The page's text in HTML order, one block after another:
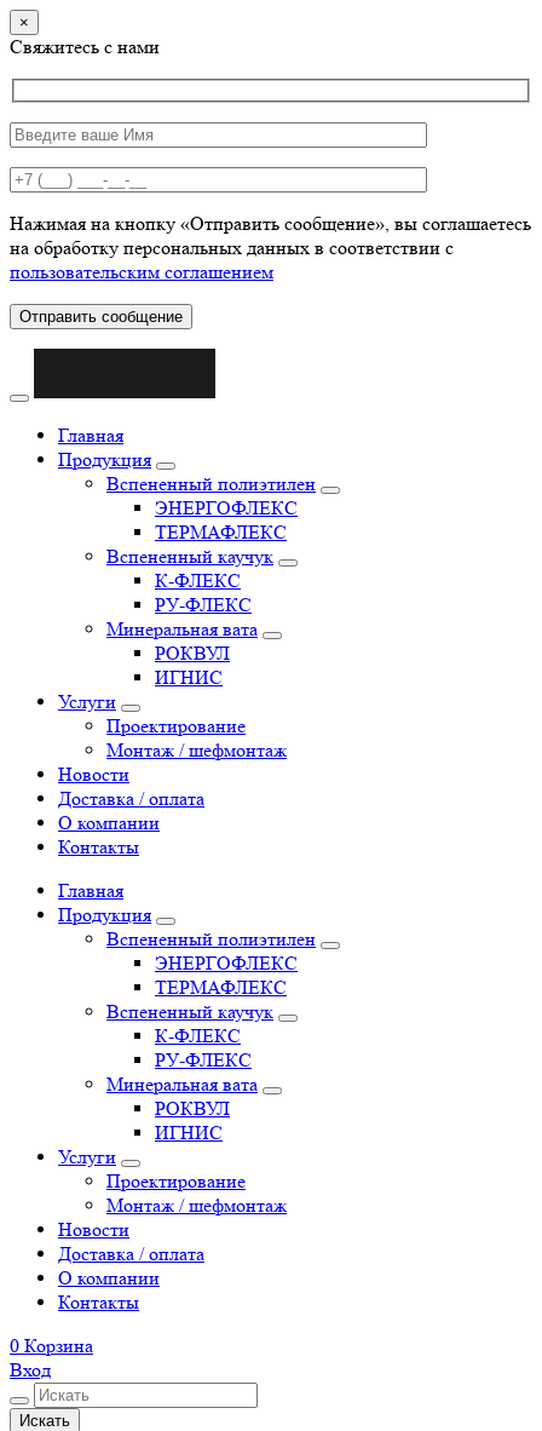
×
Свяжитесь с нами
Нажимая на кнопку «Отправить сообщение», вы соглашаетесь
на обработку персональных данных в соответствии с
пользовательским соглашением
Отправить сообщение
Главная
Продукция
Вспененный полиэтилен
ЭНЕРГОФЛЕКС
ТЕРМАФЛЕКС
Вспененный каучук
К-ФЛЕКС
РУ-ФЛЕКС
Минеральная вата
РОКВУЛ
ИГНИС
Услуги
Проектирование
Монтаж / шефмонтаж
Новости
Доставка / оплата
О компании
Контакты
Главная
Продукция
Вспененный полиэтилен
ЭНЕРГОФЛЕКС
ТЕРМАФЛЕКС
Вспененный каучук
К-ФЛЕКС
РУ-ФЛЕКС
Минеральная вата
РОКВУЛ
ИГНИС
Услуги
Проектирование
Монтаж / шефмонтаж
Новости
Доставка / оплата
О компании
Контакты
0 Корзина
Вход
Искать